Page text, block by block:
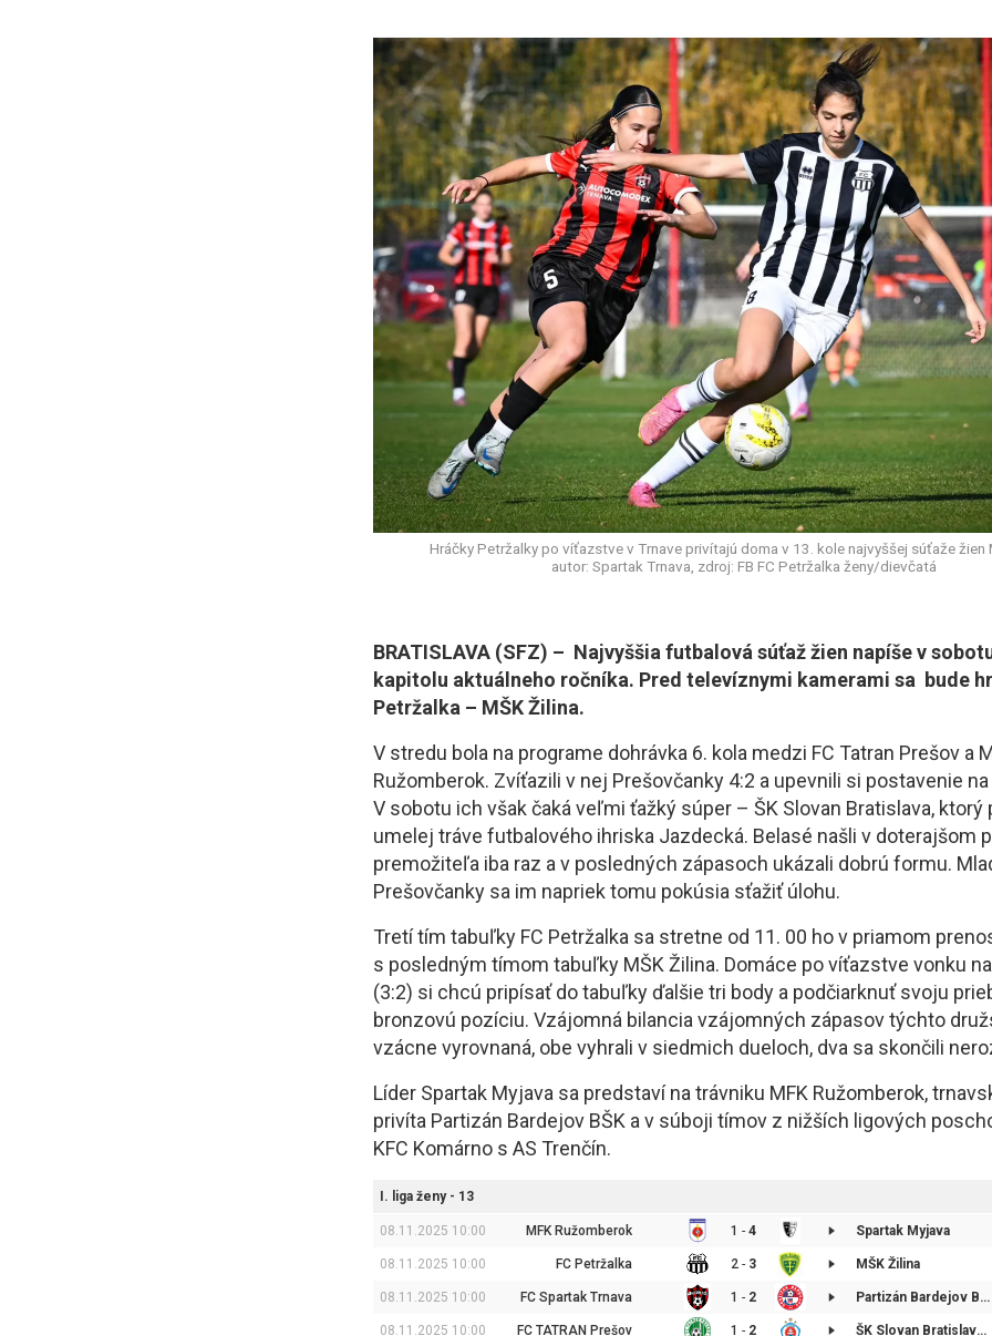
Hráčky Petržalky po víťazstve v Trnave privítajú doma v 13. kole najvyššej súťaže žien
autor: Spartak Trnava, zdroj: FB FC Petržalka ženy/dievčatá
BRATISLAVA (SFZ) – Najvyššia futbalová súťaž žien napíše v
kapitolu aktuálneho ročníka. Pred televíznymi kamerami sa bude
Petržalka – MŠK Žilina.
V stredu bola na programe dohrávka 6. kola medzi FC Tatran Prešov a
Ružomberok. Zvíťazili v nej Prešovčanky 4:2 a upevnili si postavenie na
V sobotu ich však čaká veľmi ťažký súper – ŠK Slovan Bratislava, ktorý
umelej tráve futbalového ihriska Jazdecká. Belasé našli v doterajšom
premožiteľa iba raz a v posledných zápasoch ukázali dobrú formu.
Prešovčanky sa im napriek tomu pokúsia sťažiť úlohu.
Tretí tím tabuľky FC Petržalka sa stretne od 11. 00 ho v priamom
s posledným tímom tabuľky MŠK Žilina. Domáce po víťazstve vonku
(3:2) si chcú pripísať do tabuľky ďalšie tri body a podčiarknuť svoju
bronzovú pozíciu. Vzájomná bilancia vzájomných zápasov týchto
vzácne vyrovnaná, obe vyhrali v siedmich dueloch, dva sa skončili
Líder Spartak Myjava sa predstaví na trávniku MFK Ružomberok,
privíta Partizán Bardejov BŠK a v súboji tímov z nižších ligových
KFC Komárno s AS Trenčín.
I. liga ženy - 13
08.11.2025 10:00 MFK Ružomberok 1 - 4 Spartak Myjava
08.11.2025 10:00 FC Petržalka 2 - 3 MŠK Žilina
08.11.2025 10:00 FC Spartak Trnava 1 - 2 Partizán Bardejov BŠK
08.11.2025 10:00 FC TATRAN Prešov 1 - 2 ŠK Slovan Bratislava futbal